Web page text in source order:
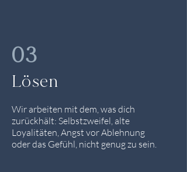
03
Lösen
Wir arbeiten mit dem, was dich
zurückhält: Selbstzweifel, alte
Loyalitäten, Angst vor Ablehnung
oder das Gefühl, nicht genug zu sein.